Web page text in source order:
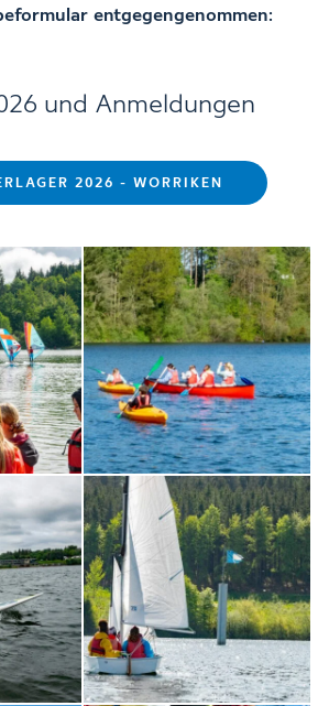
entgegengenommen:
und Anmeldungen
2026 - WORRIKEN